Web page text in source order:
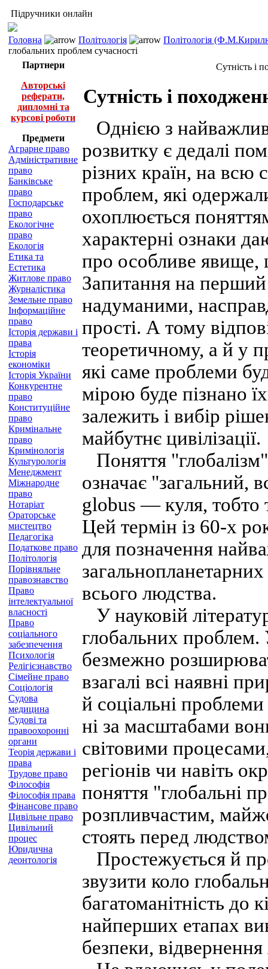
Підручники онлайн
Головна Політологія
Політологія
глобальних проблем сучасності
Партнери
Авторські
реферати,
дипломні та
курсові роботи
Предмети
Аграрне право
Адміністративне
право
Банківське
право
Господарське
право
Екологічне
право
Екологія
Етика та
Естетика
Житлове право
Журналістика
Земельне право
Інформаційне
право
Історія держави і
права
Історія
економіки
Історія України
Конкурентне
право
Конституційне
право
Кримінальне
право
Кримінологія
Культурологія
Менеджмент
Міжнародне
право
Нотаріат
Ораторське
мистецтво
Педагогіка
Податкове право
Політологія
Порівняльне
правознавство
Право
інтелектуальної
власності
Право
соціального
забезпечення
Психологія
Релігієзнавство
Сімейне право
Соціологія
Судова
медицина
Судові та
правоохоронні
органи
Теорія держави і
права
Трудове право
Філософія
Філософія права
Фінансове право
Цивільне право
Цивільний
процес
Юридична
деонтологія
Сутність і
Сутність і
Однією з
розвитку є дедалі
різних країн, на всю
проблем, які
охоплюється
характерні ознаки
про особливе явище,
Запитання на
надуманими,
прості. А тому
теоретичному, а й у
які саме проблеми
мірою буде пізнано
залежить і вибір
майбутнє цивілізації.
Поняття
означає "загальний,
globus — куля,
Цей термін із 60-х
для позначення
всього людства.
У науковій
глобальних проблем.
безмежно
взагалі всі наявні
й соціальні
ні за масштабами
світовими
регіонів чи навіть
поняття "глобальні
розпливчастим,
стоять перед
Простежується й
звузити коло
багатоманітність до
найперших етапах
безпеки,